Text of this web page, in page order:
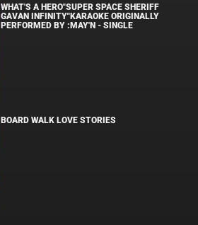
WHAT'S A HERO"SUPER SPACE SHERIFF
GAVAN INFINITY"KARAOKE ORIGINALLY
PERFORMED BY :MAY'N - SINGLE
BOARD WALK LOVE STORIES